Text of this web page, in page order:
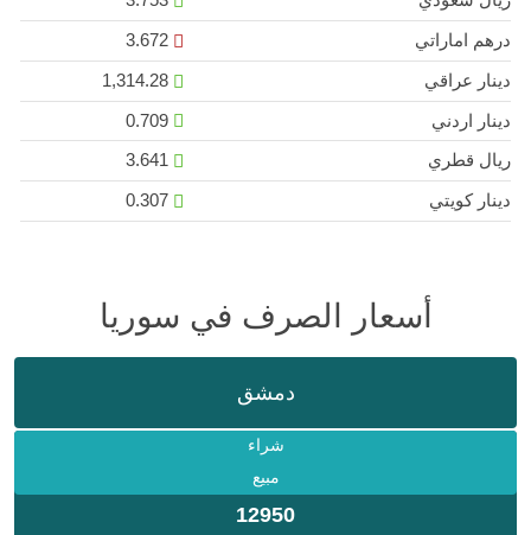
درهم اماراتي
3.672
دينار عراقي
1,314.28
دينار اردني
0.709
ريال قطري
3.641
دينار كويتي
0.307
أسعار الصرف في سوريا
دمشق
شراء
مبيع
12950